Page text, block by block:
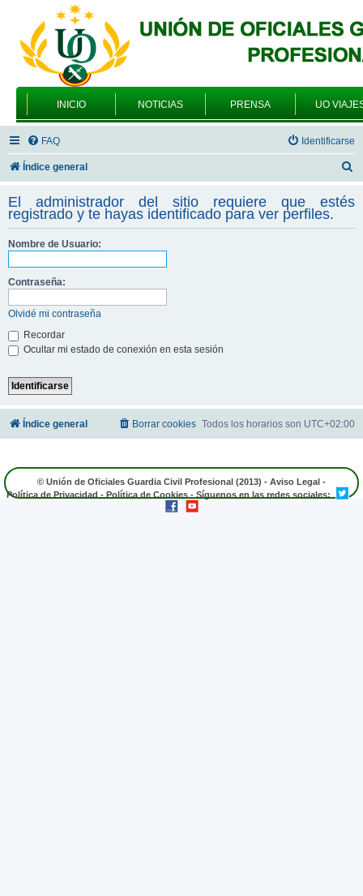
INICIO NOTICIAS PRENSA UO
FAQ Identificarse
Índice general
s
c
El administrador del sitio requiere que estés
registrado y te hayas identificado para ver perfiles.
Nombre de Usuario:
Contraseña:
Olvidé mi contraseña
Recordar
Ocultar mi estado de conexión en esta sesión
Índice general Todos los horarios son UTC+02:00
Borrar cookies
© Unión de Oficiales Guardia Civil Profesional (2013) - Aviso Legal -
Política de Privacidad - Política de Cookies - Síguenos en las redes sociales: